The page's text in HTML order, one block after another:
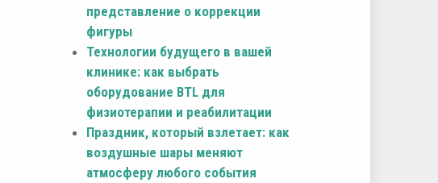
представление о коррекции
фигуры
Технологии будущего в вашей
клинике: как выбрать
оборудование BTL для
физиотерапии и реабилитации
Праздник, который взлетает: как
воздушные шары меняют
атмосферу любого события